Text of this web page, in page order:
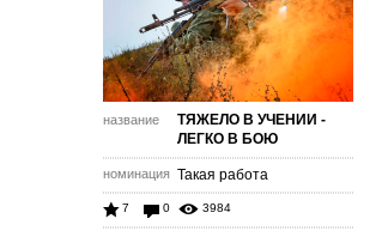
название
ТЯЖЕЛО В УЧЕНИИ -
ЛЕГКО В БОЮ
номинация Такая работа
7 0 3984